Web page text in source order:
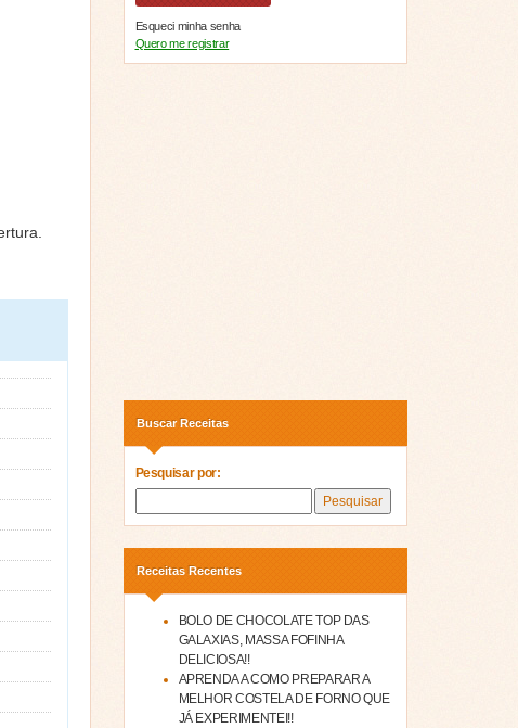
Esqueci minha senha
Quero me registrar
Buscar Receitas
Pesquisar por:
Receitas Recentes
BOLO DE CHOCOLATE TOP DAS
GALAXIAS, MASSA FOFINHA
DELICIOSA!!
APRENDA A COMO PREPARAR A
MELHOR COSTELA DE FORNO QUE
JÁ EXPERIMENTEI!!